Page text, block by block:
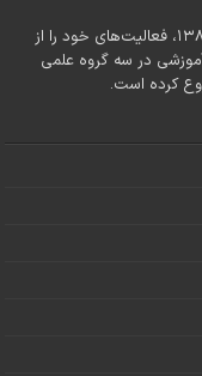
موسسه پژوهشی توسعه اجتماعی آفرینش از سال ۱۳۸۵، فعالیت‌های خود را از
در سه گروه علمی
کرده است.